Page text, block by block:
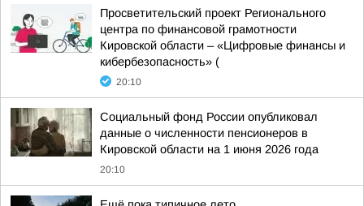
Просветительский проект Регионального
центра по финансовой грамотности
Кировской области – «Цифровые финансы и
кибербезопасность» (
20:10
Социальный фонд России опубликовал
данные о численности пенсионеров в
Кировской области на 1 июня 2026 года
20:10